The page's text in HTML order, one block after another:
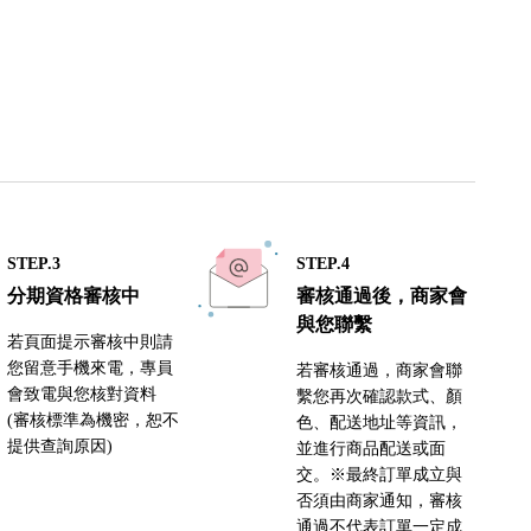
STEP.3
分期資格審核中
若頁面提示審核中則請
您留意手機來電，專員
會致電與您核對資料
(審核標準為機密，恕不
提供查詢原因)
STEP.4
審核通過後，商家會
與您聯繫
若審核通過，商家會聯
繫您再次確認款式、顏
色、配送地址等資訊，
並進行商品配送或面
交。※最終訂單成立與
否須由商家通知，審核
通過不代表訂單一定成